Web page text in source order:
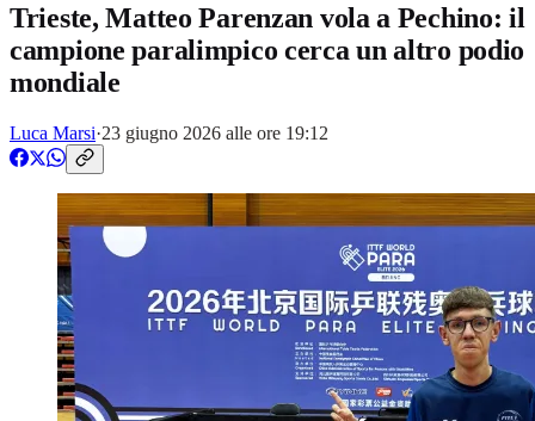
Trieste, Matteo Parenzan vola a Pechino: il
campione paralimpico cerca un altro podio
mondiale
Luca Marsi·23 giugno 2026 alle ore 19:12